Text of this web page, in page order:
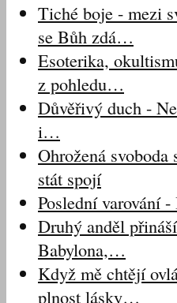
Tiché boje - mezi
se Bůh zdá…
Esoterika,
z pohledu…
Důvěřivý duch -
i…
Ohrožená
stát spojí
Poslední varování
Druhý anděl
Babylona,…
Když mě chtějí
plnost lásky…